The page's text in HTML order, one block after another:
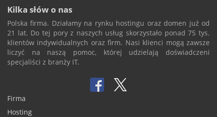
Kilka słów o nas
Polska firma. Działamy na rynku hostingu oraz domen już od
21 lat. Do tej pory z naszych usług skorzystało ponad 75 tys.
klientów indywidualnych oraz firm. Nasi klienci mogą zawsze
liczyć na naszą pomoc, której udzielają doświadczeni
specjaliści z branży IT.
Firma
Hosting